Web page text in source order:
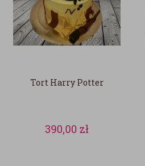
Tort Harry Potter
390,00 zł